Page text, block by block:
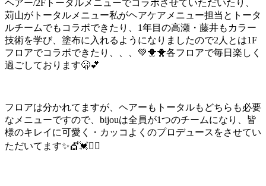
ヘアー/2F トータルメニューでコラボさせていただいたり、
苅山がトータルメニュー私がヘアケアメニュー担当とトータ
ルチームでもコラボできたり、 1年目の高瀬・藤井もカラー
技術を学び、塗布に入れるようになりましたので2 人とは1F
フロアでコラボできたり、、、💚🐥🐥各フロアで毎日楽しく
過ごしております🫢💕
フロアは分かれてますが、ヘアーもトータルもどちらも必要
なメニューですので、 bijouは全員が1つのチームになり、皆
様のキレイに可愛く・カッコよくのプロデュースをさせてい
ただいてます✨💇‍💓💆‍♀️